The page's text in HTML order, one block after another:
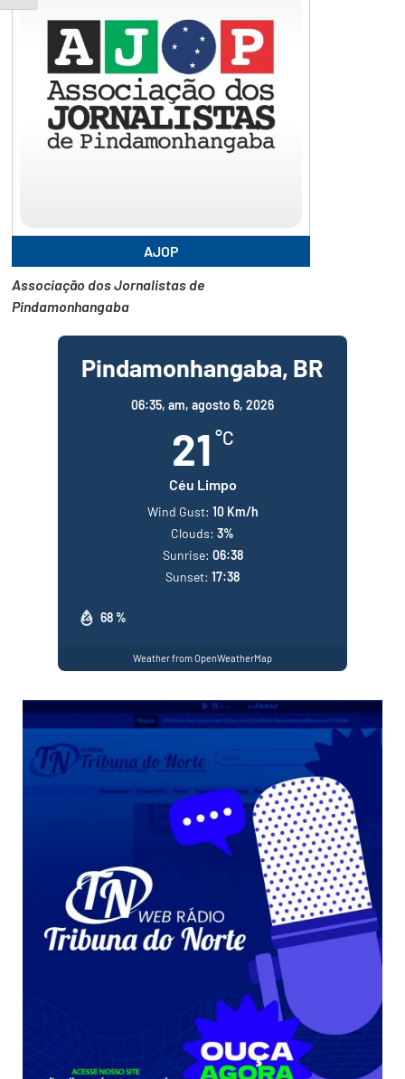
AJOP
Associação dos Jornalistas de
Pindamonhangaba
Pindamonhangaba, BR
06:35, am, agosto 6, 2026
21 °C
Céu Limpo
68 %
Wind Gust: 10 Km/h
Clouds: 3%
Sunrise: 06:38
Sunset: 17:38
Weather from OpenWeatherMap